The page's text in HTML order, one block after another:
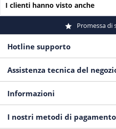
I clienti hanno visto anche
Promessa di
Hotline supporto
Assistenza tecnica del
Informazioni
I nostri metodi di pagamento